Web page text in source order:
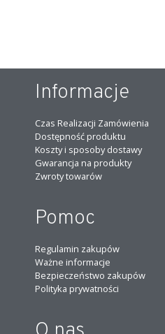
Informacje
Czas Realizacji Zamówienia
Dostępność produktu
Koszty i sposoby dostawy
Gwarancja na produkty
Zwroty towarów
Pomoc
Regulamin zakupów
Ważne informacje
Bezpieczeństwo zakupów
Polityka prywatności